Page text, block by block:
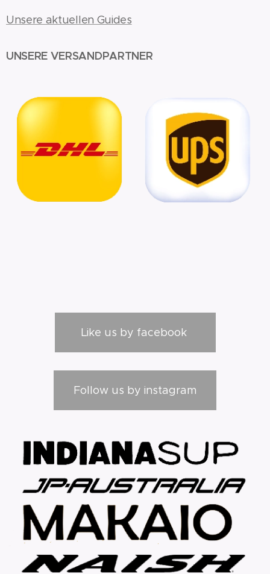
Unsere aktuellen Guides
UNSERE VERSANDPARTNER
Like us by facebook
Follow us by instagram